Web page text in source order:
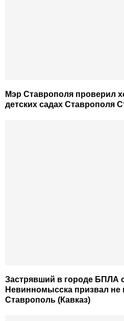
Мэр Ставрополя проверил
детских садах Ставрополя
Застрявший в городе БПЛА
Невинномысска призвал не
Ставрополь (Кавказ)